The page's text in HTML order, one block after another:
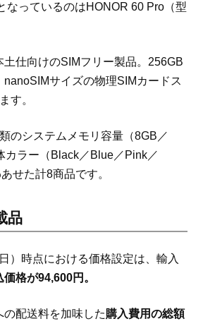
なっているのはHONOR 60 Pro（型
仕向けのSIMフリー製品。256GB
サイズの物理SIMカードス
す。
のシステムメモリ容量（8GB／
カラー（Black／Blue／Pink／
せた計8商品です。
品
）時点における価格設定は、輸入
価格が94,600円。
の配送料を加味した購入費用の総額